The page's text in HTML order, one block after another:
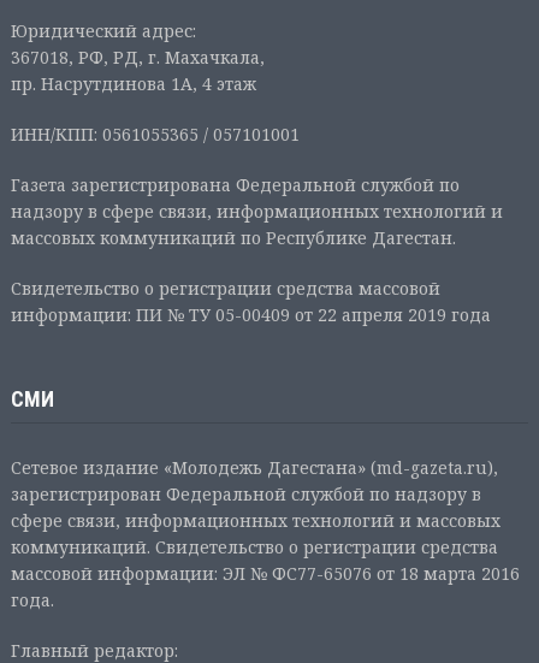
Юридический адрес:
367018, РФ, РД, г. Махачкала,
пр. Насрутдинова 1А, 4 этаж
ИНН/КПП: 0561055365 / 057101001
Газета зарегистрирована Федеральной службой по
надзору в сфере связи, информационных технологий и
массовых коммуникаций по Республике Дагестан.
Свидетельство о регистрации средства массовой
информации: ПИ № ТУ 05-00409 от 22 апреля 2019 года
СМИ
Сетевое издание «Молодежь Дагестана» (md-gazeta.ru),
зарегистрирован Федеральной службой по надзору в
сфере связи, информационных технологий и массовых
коммуникаций. Свидетельство о регистрации средства
массовой информации: ЭЛ № ФС77-65076 от 18 марта 2016
года.
Главный редактор: